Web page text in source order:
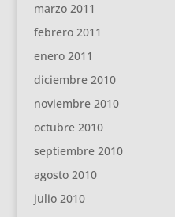
marzo 2011
febrero 2011
enero 2011
diciembre 2010
noviembre 2010
octubre 2010
septiembre 2010
agosto 2010
julio 2010